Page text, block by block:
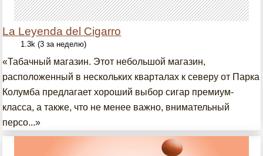
La Leyenda del Cigarro
1.3k (3 за неделю)
«Табачный магазин. Этот небольшой магазин,
расположенный в нескольких кварталах к северу от Парка
Колумба предлагает хороший выбор сигар премиум-
класса, а также, что не менее важно, внимательный
персо...»